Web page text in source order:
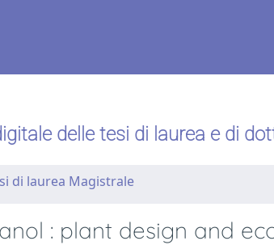
delle tesi di laurea e di
di laurea Magistrale
: plant design and